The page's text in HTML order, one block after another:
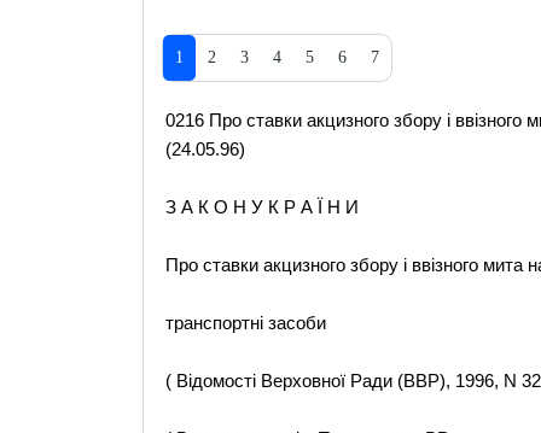
1 2 3 4 5 6 7
0216 Про ставки акцизного збору і ввізного
(24.05.96)
З А К О Н У К Р А Ї Н И
Про ставки акцизного збору і ввізного мита
транспортні засоби
( Відомості Верховної Ради (ВВР), 1996, N